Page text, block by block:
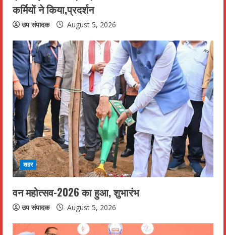
g
कर्मियों ने किया,प्रदर्शन
उप संपादक August 5, 2026
शहर
वन महोत्सव-2026 का हुआ, शुभारंभ
उप संपादक August 5, 2026